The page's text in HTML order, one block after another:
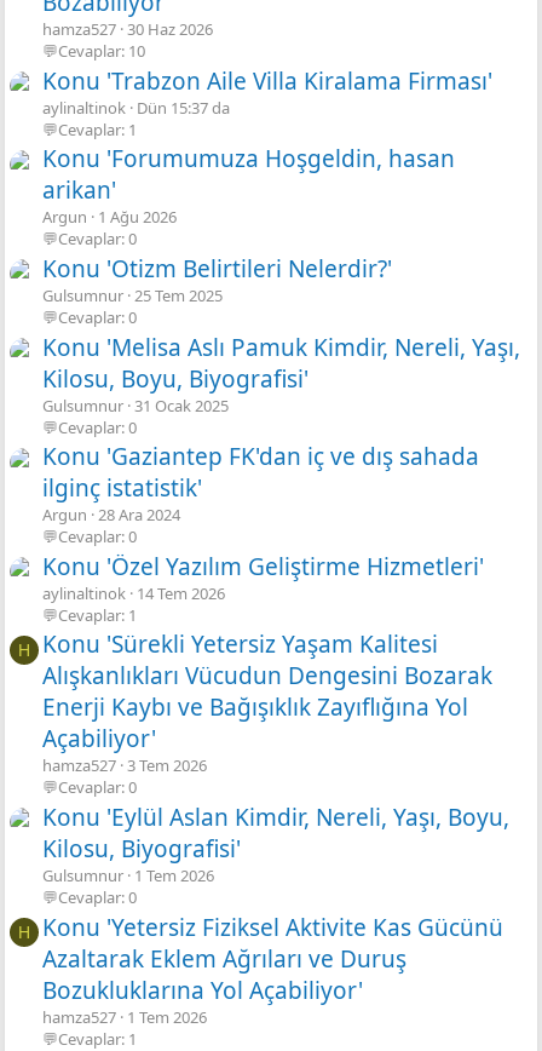
hamza527 30 Haz 2026
💬Cevaplar: 10
Konu 'Trabzon Aile Villa Kiralama Firması'
aylinaltinok Dün 15:37 da
💬Cevaplar: 1
Konu 'Forumumuza Hoşgeldin, hasan
arikan'
Argun
1 Ağu 2026
💬Cevaplar: 0
Konu 'Otizm Belirtileri Nelerdir?'
Gulsumnur 25 Tem 2025
💬Cevaplar: 0
Konu 'Melisa Aslı Pamuk Kimdir, Nereli, Yaşı,
Kilosu, Boyu, Biyografisi'
Gulsumnur 31 Ocak 2025
💬Cevaplar: 0
Konu 'Gaziantep FK'dan iç ve dış sahada
ilginç istatistik'
Argun 28 Ara 2024
💬Cevaplar: 0
Konu 'Özel Yazılım Geliştirme Hizmetleri'
aylinaltinok 14 Tem 2026
💬Cevaplar: 1
H
Konu 'Sürekli Yetersiz Yaşam Kalitesi
Alışkanlıkları Vücudun Dengesini Bozarak
Enerji Kaybı ve Bağışıklık Zayıflığına Yol
Açabiliyor'
hamza527 3 Tem 2026
💬Cevaplar: 0
Konu 'Eylül Aslan Kimdir, Nereli, Yaşı, Boyu,
Kilosu, Biyografisi'
Gulsumnur 1 Tem 2026
💬Cevaplar: 0
H
Konu 'Yetersiz Fiziksel Aktivite Kas Gücünü
Azaltarak Eklem Ağrıları ve Duruş
Bozukluklarına Yol Açabiliyor'
hamza527 1 Tem 2026
💬Cevaplar: 1